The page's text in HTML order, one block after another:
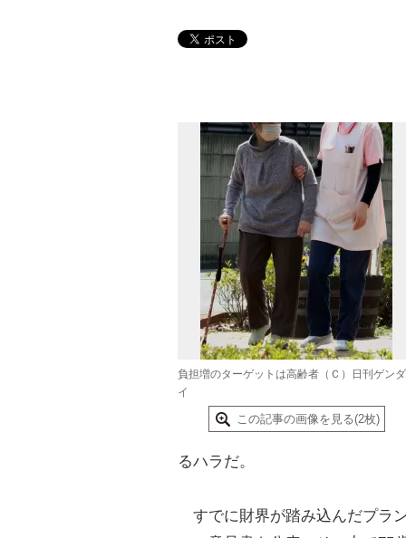
負担増のターゲットは高齢者（Ｃ）日刊ゲンダ
イ
この記事の画像を見る(2枚)
るハラだ。
すでに財界が踏み込んだプラ